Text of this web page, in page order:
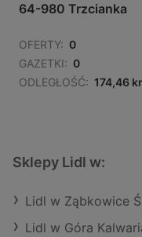
64-980 Trzcianka
OFERTY: 0
GAZETKI: 0
ODLEGŁOŚĆ: 174,46
Sklepy Lidl w:
Lidl w Ząbkowice
Lidl w Góra